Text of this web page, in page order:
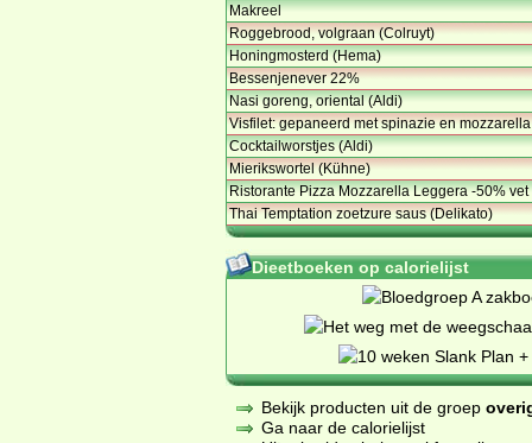
Makreel
Roggebrood, volgraan (Colruyt)
Honingmosterd (Hema)
Bessenjenever 22%
Nasi goreng, oriental (Aldi)
Visfilet: gepaneerd met spinazie en mozzarella
Cocktailworstjes (Aldi)
Mierikswortel (Kühne)
Ristorante Pizza Mozzarella Leggera -50% vet
Thai Temptation zoetzure saus (Delikato)
Dieetboeken op calorielijst
Bekijk producten uit de groep
Ga naar de calorielijst